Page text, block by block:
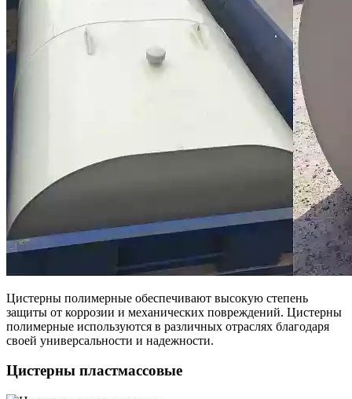
Цистерны полимерные обеспечивают высокую степень
защиты от коррозии и механических повреждений. Цистерны
полимерные используются в различных отраслях благодаря
своей универсальности и надежности.
Цистерны пластмассовые